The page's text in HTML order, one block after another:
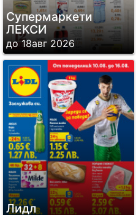
Супермаркети
ЛЕКСИ
до 18авг 2026
Лидл